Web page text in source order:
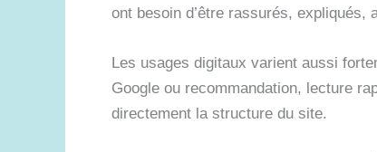
ont besoin d’être rassurés, expliqués,
Les usages digitaux varient aussi
Google ou recommandation, lecture
directement la structure du site.